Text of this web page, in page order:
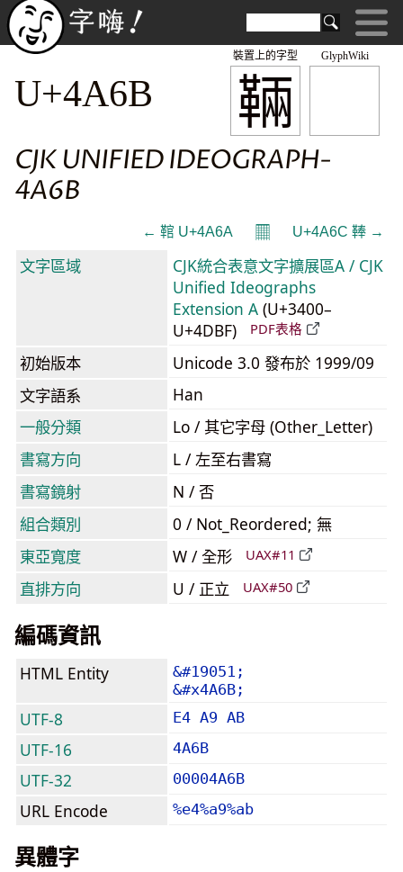
GlyphWiki
䩫
裝置上的字型
U+4A6B
CJK UNIFIED IDEOGRAPH-
4A6B
← 䩪 U+4A6A 𝄜 U+4A6C 䩬 →
文字區域
CJK統合表意文字擴展區A / CJK
Unified Ideographs
Extension A (U+3400–
U+4DBF)
PDF表格
初始版本
Unicode 3.0 發布於 1999/09
文字語系
Han
一般分類
Lo / 其它字母 (Other_Letter)
書寫方向
L / 左至右書寫
書寫鏡射
N / 否
組合類別
0 / Not_Reordered; 無
東亞寬度
W / 全形 UAX#11
直排方向 U / 正立 UAX#50
編碼資訊
HTML Entity
&#19051;
&#x4A6B;
UTF-8 E4 A9 AB
UTF-16 4A6B
UTF-32 00004A6B
URL Encode %e4%a9%ab
異體字